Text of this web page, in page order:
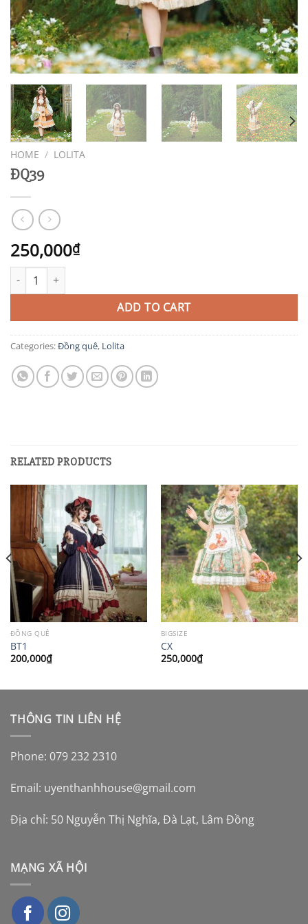
HOME / LOLITA
ĐQ39
250,000₫
ĐQ39 quantity
ADD TO CART
Categories:Đồng quê, Lolita
RELATED PRODUCTS
ĐỒNG QUÊ
BT1
200,000₫
BIGSIZE
CX
250,000₫
THÔNG TIN LIÊN HỆ
Phone: 079 232 2310
Email: uyenthanhhouse@gmail.com
Địa chỉ: 50 Nguyễn Thị Nghĩa, Đà Lạt, Lâm Đồng
MẠNG XÃ HỘI